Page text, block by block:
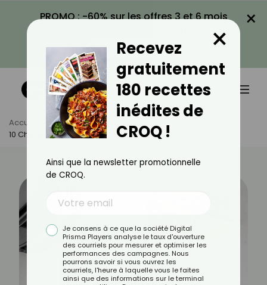
PROMO : -60% sur les offres 3 et 6 mois
VOIR LA PROMO
×
Accueil Actus
Astuces Culinaires
10 Choses À Savoir Avant D’acheter Un Air Fryer
Recevez
gratuitement
180 recettes
inédites de
CROQ !
×
Ainsi que la newsletter promotionnelle
de CROQ.
Je consens à ce que la société Digital
Prisma Players analyse le taux d'ouverture
des courriels pour mesurer et optimiser les
performances des campagnes. Nous
pourrons savoir si vous ouvrez les
courriels, l'heure à laquelle vous le faites
ainsi que des informations sur le terminal